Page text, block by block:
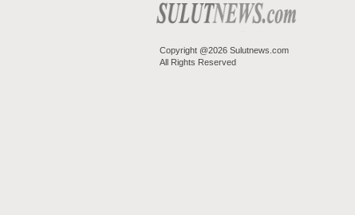
Copyright @2026 Sulutnews.com
All Rights Reserved